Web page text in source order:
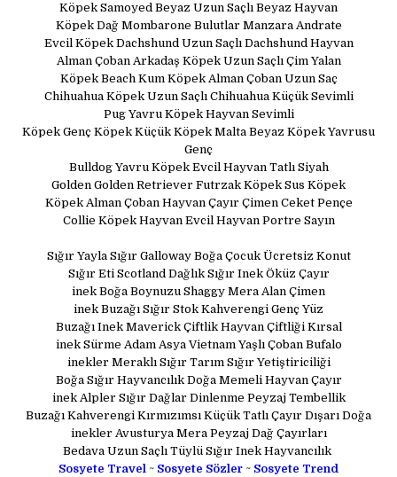
Köpek Samoyed Beyaz Uzun Saçlı Beyaz Hayvan
Köpek Dağ Mombarone Bulutlar Manzara Andrate
Evcil Köpek Dachshund Uzun Saçlı Dachshund Hayvan
Alman Çoban Arkadaş Köpek Uzun Saçlı Çim Yalan
Köpek Beach Kum Köpek Alman Çoban Uzun Saç
Chihuahua Köpek Uzun Saçlı Chihuahua Küçük Sevimli
Pug Yavru Köpek Hayvan Sevimli
Köpek Genç Köpek Küçük Köpek Malta Beyaz Köpek Yavrusu
Genç
Bulldog Yavru Köpek Evcil Hayvan Tatlı Siyah
Golden Golden Retriever Futrzak Köpek Sus Köpek
Köpek Alman Çoban Hayvan Çayır Çimen Ceket Pençe
Collie Köpek Hayvan Evcil Hayvan Portre Sayın
Sığır Yayla Sığır Galloway Boğa Çocuk Ücretsiz Konut
Sığır Eti Scotland Dağlık Sığır Inek Öküz Çayır
inek Boğa Boynuzu Shaggy Mera Alan Çimen
inek Buzağı Sığır Stok Kahverengi Genç Yüz
Buzağı Inek Maverick Çiftlik Hayvan Çiftliği Kırsal
inek Sürme Adam Asya Vietnam Yaşlı Çoban Bufalo
inekler Meraklı Sığır Tarım Sığır Yetiştiriciliği
Boğa Sığır Hayvancılık Doğa Memeli Hayvan Çayır
inek Alpler Sığır Dağlar Dinlenme Peyzaj Tembellik
Buzağı Kahverengi Kırmızımsı Küçük Tatlı Çayır Dışarı Doğa
inekler Avusturya Mera Peyzaj Dağ Çayırları
Bedava Uzun Saçlı Tüylü Sığır Inek Hayvancılık
Sosyete Travel ~ Sosyete Sözler ~ Sosyete Trend